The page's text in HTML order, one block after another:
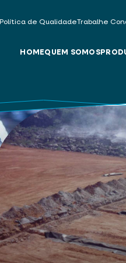
Política de QualidadeTrabalhe
HOMEQUEM SOMOS